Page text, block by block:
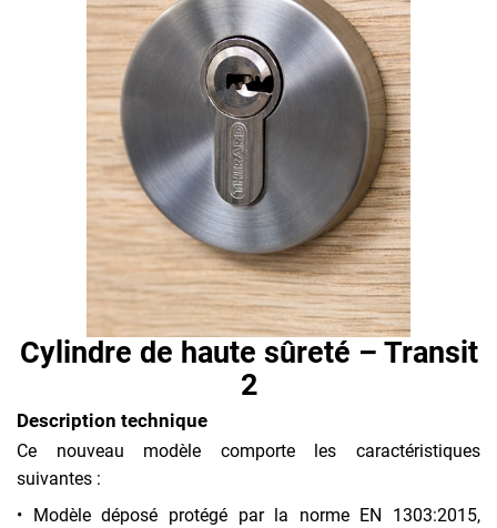
Cylindre de haute sûreté – Transit
2
Description technique
Ce nouveau modèle comporte les caractéristiques
suivantes :
• Modèle déposé protégé par la norme EN 1303:2015,